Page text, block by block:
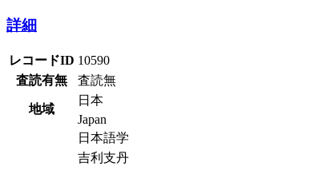
詳細
レコードID 10590
査読有無
査読無
地域
日本
Japan
日本語学
吉利支丹